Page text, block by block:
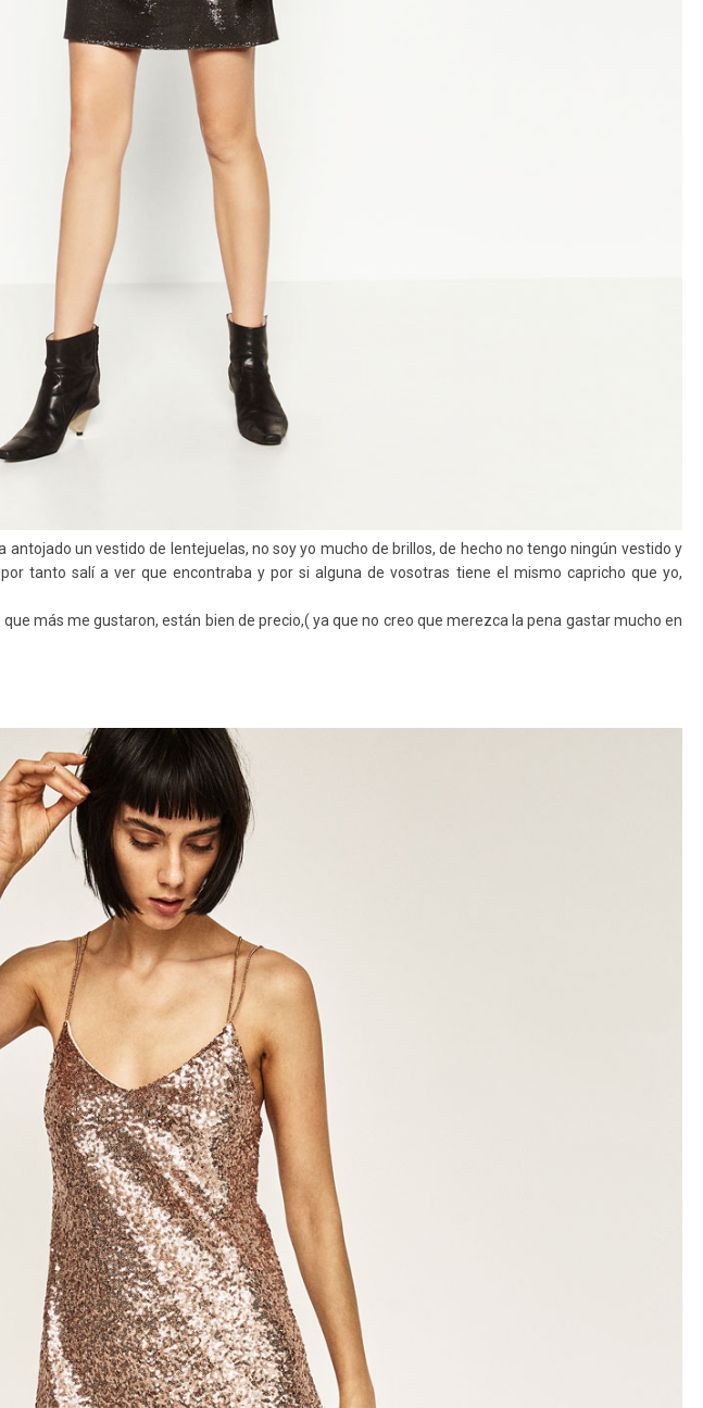
antojado un vestido de lentejuelas, no soy yo mucho de brillos, de hecho no tengo ningún vestido y
tanto salí a ver que encontraba y por si alguna de vosotras tiene el mismo capricho que yo,
más me gustaron, están bien de precio,( ya que no creo que merezca la pena gastar mucho en